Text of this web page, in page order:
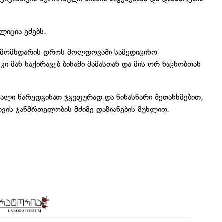
ეძებს.
დროს მოლდოვაში სამედიცინო
ნაქირავებ ბინაში მამასთან და მის ორ ნაცნობთან
წარედგინათ ჯგუფურად და წინასწარი შეთანხმებით,
ჯანმრთელობის მძიმე დაზიანების მუხლით.